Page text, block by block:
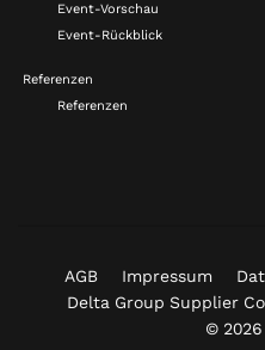
Event-Vorschau
Event-Rückblick
Referenzen
Referenzen
AGB Impressum
Delta Group Supplier
© 2026